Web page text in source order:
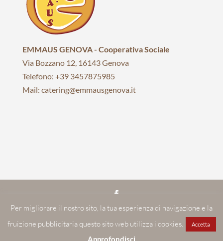
EMMAUS GENOVA - Cooperativa Sociale
Via Bozzano 12, 16143 Genova
Telefono: +39 3457875985
Mail: catering@emmausgenova.it
EMMAUS GENOVA | Società cooperativa sociale | C.F./P.I.:
01070710999
Realizzato con ♥ da Mochi Design
Per migliorare il nostro sito, la tua esperienza di navigazione e la
fruizione pubblicitaria questo sito web utilizza i cookies.
Accetta
Approfondisci